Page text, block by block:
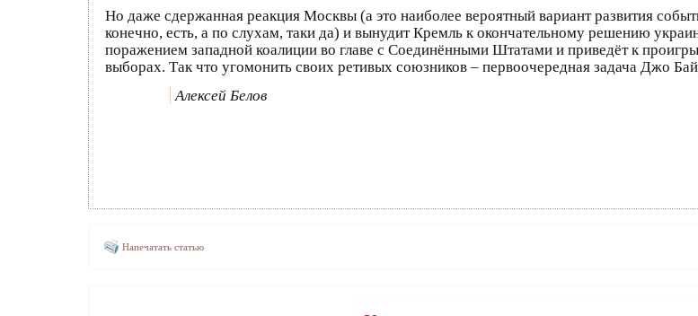
Но даже сдержанная реакция Москвы (а это наиболее вероятный вариант развития
конечно, есть, а по слухам, таки да) и вынудит Кремль к окончательному решению
поражением западной коалиции во главе с Соединёнными Штатами и приведёт к
выборах. Так что угомонить своих ретивых союзников – первоочередная задача Джо
Алексей Белов
Напечатать статью